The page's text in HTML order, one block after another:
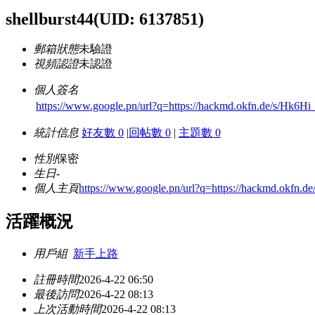
shellburst44(UID: 6137851)
郵箱狀態未驗證
視頻認證未認證
個人簽名
https://www.google.pn/url?q=https://hackmd.okfn.de/s/
統計信息 好友數 0 |回帖數 0 | 主題數 0
性別保密
生日-
個人主頁https://www.google.pn/url?q=https://
活躍概況
用戶組 新手上路
註冊時間2026-4-22 06:50
最後訪問2026-4-22 08:13
上次活動時間2026-4-22 08:13